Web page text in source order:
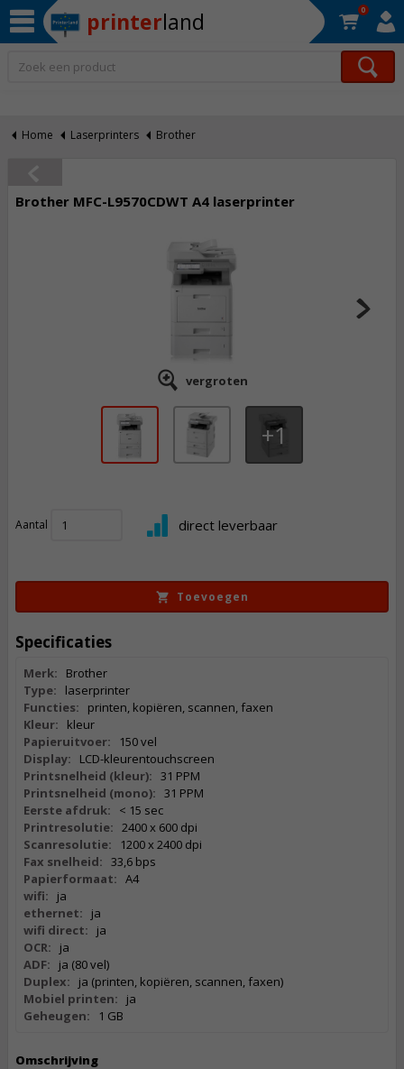
printerland 0
Home Laserprinters Brother
Brother MFC-L9570CDWT A4 laserprinter
vergroten
1
Aantal direct leverbaar
Toevoegen
Specificaties
Merk:
Brother
Type:
laserprinter
Functies:
printen, kopiëren, scannen, faxen
Kleur:
kleur
Papieruitvoer:
150 vel
Display:
LCD-kleurentouchscreen
Printsnelheid (kleur): 31 PPM
Printsnelheid (mono): 31 PPM
Eerste afdruk:
< 15 sec
Printresolutie: 2400 x 600 dpi
Scanresolutie:
1200 x 2400 dpi
Fax snelheid: 33,6 bps
Papierformaat: A4
wifi:
ja
ethernet:
ja
wifi direct:
ja
OCR:
ja
ADF:
ja (80 vel)
Duplex:
ja (printen, kopiëren, scannen, faxen)
Mobiel printen:
ja
Geheugen:
1 GB
Omschrijving